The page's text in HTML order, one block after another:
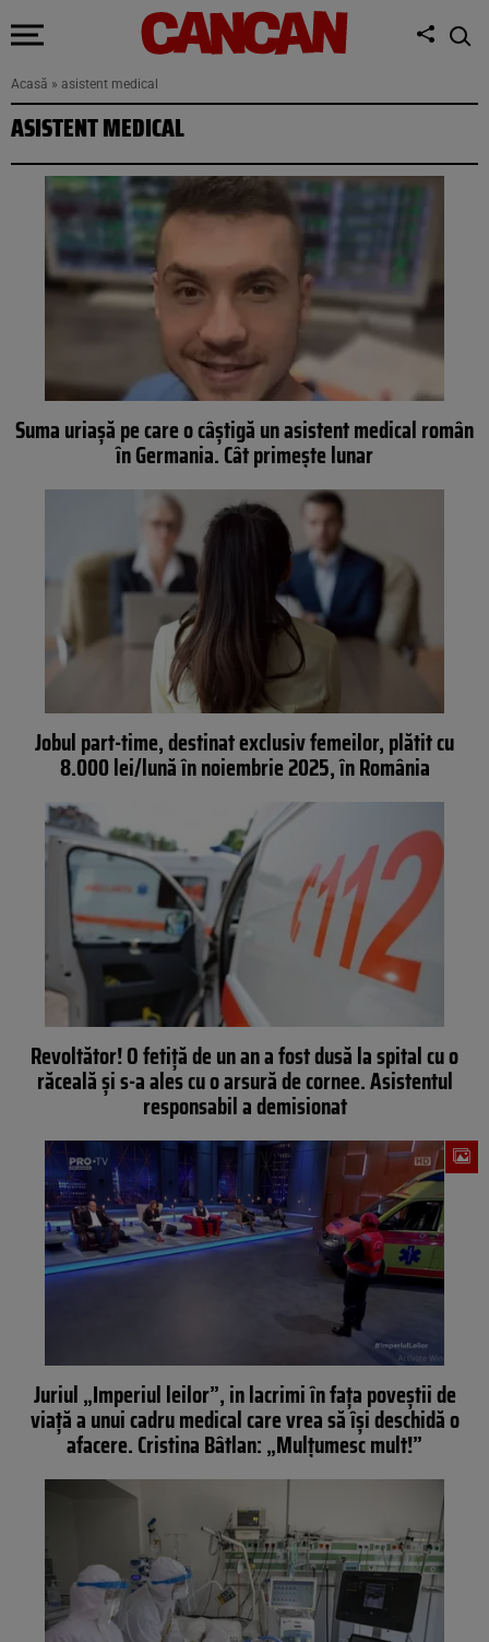
Acasă » asistent medical
ASISTENT MEDICAL
Suma uriașă pe care o câștigă un asistent medical român
în Germania. Cât primește lunar
Jobul part-time, destinat exclusiv femeilor, plătit cu
8.000 lei/lună în noiembrie 2025, în România
Revoltător! O fetiță de un an a fost dusă la spital cu o
răceală și s-a ales cu o arsură de cornee. Asistentul
responsabil a demisionat
Juriul „Imperiul leilor”, in lacrimi în fața poveștii de
viață a unui cadru medical care vrea să își deschidă o
afacere. Cristina Bâtlan: „Mulțumesc mult!”